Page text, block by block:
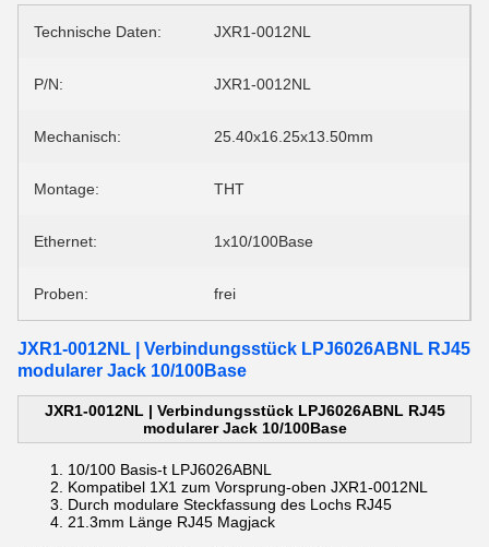
Technische Daten: JXR1-0012NL
P/N: JXR1-0012NL
Mechanisch: 25.40x16.25x13.50mm
Montage: THT
Ethernet: 1x10/100Base
Proben: frei
JXR1-0012NL | Verbindungsstück LPJ6026ABNL RJ45
modularer Jack 10/100Base
JXR1-0012NL | Verbindungsstück LPJ6026ABNL RJ45
modularer Jack 10/100Base
10/100 Basis-t LPJ6026ABNL
Kompatibel 1X1 zum Vorsprung-oben JXR1-0012NL
Durch modulare Steckfassung des Lochs RJ45
21.3mm Länge RJ45 Magjack